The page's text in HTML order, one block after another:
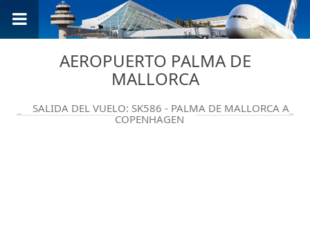
AEROPUERTO PALMA DE
MALLORCA
SALIDA DEL VUELO: SK586 - PALMA DE MALLORCA A
COPENHAGEN